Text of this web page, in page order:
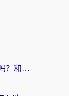
海外党必看：快帆TV版VPN好用吗？和快游VPN对比哪个回国效果更好？附实用避坑指南